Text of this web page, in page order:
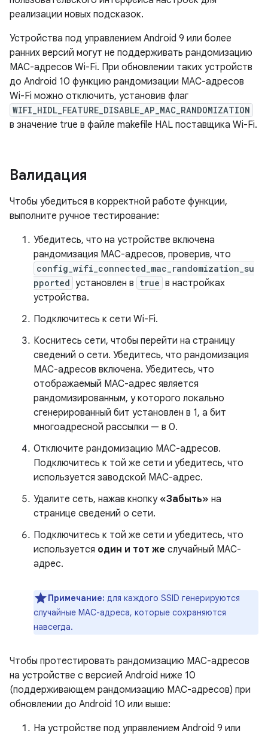
реализации новых подсказок.
Устройства под управлением Android 9 или более
ранних версий могут не поддерживать рандомизацию
MAC-адресов Wi-Fi. При обновлении таких устройств
до Android 10 функцию рандомизации MAC-адресов
Wi-Fi можно отключить, установив флаг
WIFI_HIDL_FEATURE_DISABLE_AP_MAC_RANDOMIZATION
в значение true в файле makefile HAL поставщика Wi-Fi.
Валидация
Чтобы убедиться в корректной работе функции,
выполните ручное тестирование:
Убедитесь, что на устройстве включена
рандомизация MAC-адресов, проверив, что
config_wifi_connected_mac_randomization_su
pported установлен в true в настройках
устройства.
Подключитесь к сети Wi-Fi.
Коснитесь сети, чтобы перейти на страницу
сведений о сети. Убедитесь, что рандомизация
MAC-адресов включена. Убедитесь, что
отображаемый MAC-адрес является
рандомизированным, у которого локально
сгенерированный бит установлен в 1, а бит
многоадресной рассылки — в 0.
Отключите рандомизацию MAC-адресов.
Подключитесь к той же сети и убедитесь, что
используется заводской MAC-адрес.
Удалите сеть, нажав кнопку «Забыть» на
странице сведений о сети.
Подключитесь к той же сети и убедитесь, что
используется один и тот же случайный MAC-
адрес.
Примечание: для каждого SSID генерируются
случайные MAC-адреса, которые сохраняются
навсегда.
Чтобы протестировать рандомизацию MAC-адресов
на устройстве с версией Android ниже 10
(поддерживающем рандомизацию MAC-адресов) при
обновлении до Android 10 или выше:
На устройстве под управлением Android 9 или